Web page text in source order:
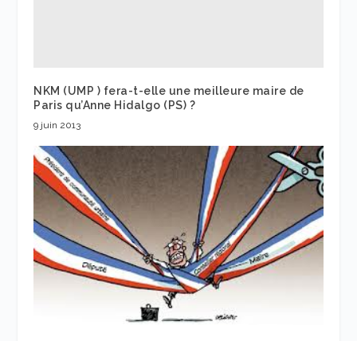
NKM (UMP ) fera-t-elle une meilleure maire de
Paris qu’Anne Hidalgo (PS) ?
9 juin 2013